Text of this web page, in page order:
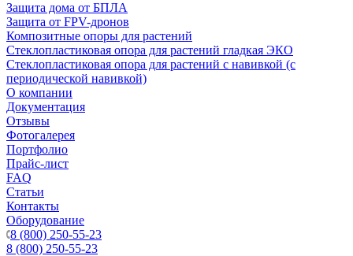
Защита дома от БПЛА
Защита от FPV-дронов
Композитные опоры для растений
Стеклопластиковая опора для растений гладкая ЭКО
Стеклопластиковая опора для растений с навивкой (с
периодической навивкой)
О компании
Документация
Отзывы
Фотогалерея
Портфолио
Прайс-лист
FAQ
Статьи
Контакты
Оборудование
8 (800) 250-55-23
8 (800) 250-55-23